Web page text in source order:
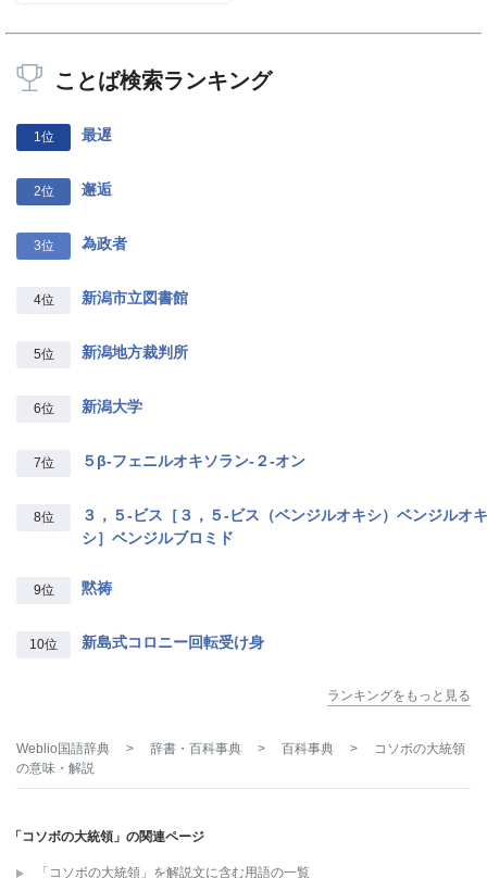
ことば検索ランキング
1位 最遅
2位 邂逅
3位 為政者
4位 新潟市立図書館
5位 新潟地方裁判所
6位 新潟大学
7位 ５β‐フェニルオキソラン‐２‐オン
8位
３，５‐ビス［３，５‐ビス（ベンジルオキシ）ベンジルオキ
シ］ベンジルブロミド
9位 黙祷
10位 新島式コロニー回転受け身
ランキングをもっと見る
Weblio国語辞典 > 辞書・百科事典 > 百科事典 >
コソボの大統領
の意味・解説
「コソボの大統領」の関連ページ
「コソボの大統領」を解説文に含む用語の一覧